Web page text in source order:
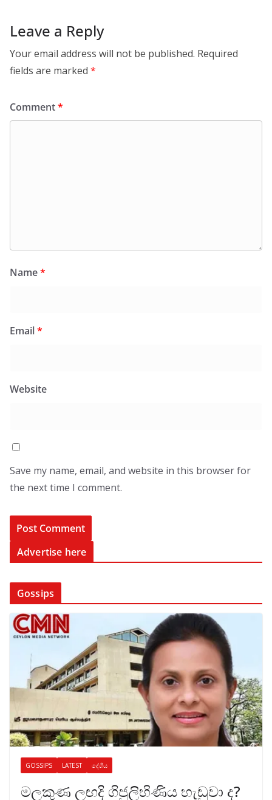
Leave a Reply
Your email address will not be published. Required
fields are marked *
Comment*
Name*
Email*
Website
Save my name, email, and website in this browser for
the next time I comment.
Advertise here
Gossips
GOSSIPS LATEST දේශීය
මලකුණ ලඟදි ගිජුලිහිණිය හැඬුවා ද?